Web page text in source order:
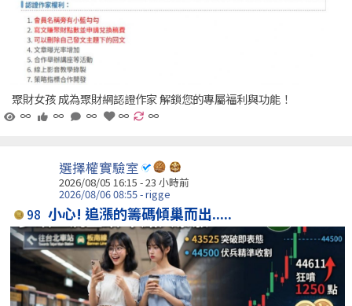
聚財女孩 成為聚財網認證作家 解鎖您的專屬福利與功能！
∞
∞ ∞ ∞ ∞
選擇權實驗室
2026/08/05 16:15 -23 小時前
2026/08/06 08:55 - rigge
98 小心! 追漲的籌碼傾巢而出.....